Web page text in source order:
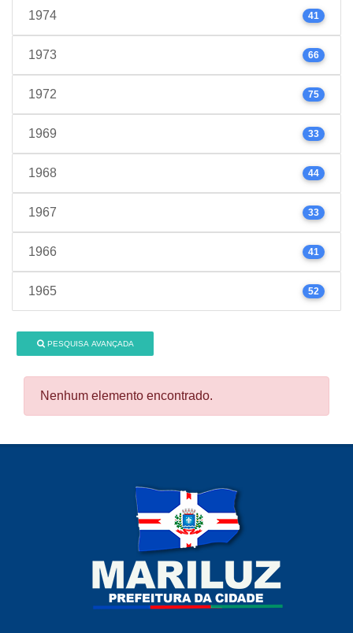
1974 41
1973 66
1972 75
1969 33
1968 44
1967 33
1966 41
1965 52
PESQUISA AVANÇADA
Nenhum elemento encontrado.